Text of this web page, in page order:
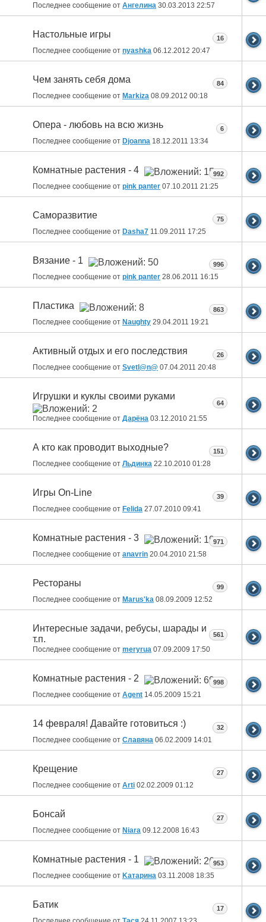
Последнее сообщение от Ангелина 30.03.2013 22:57
Настольные игры
Последнее сообщение от nyashka 06.12.2012 20:47
16
Чем занять себя дома
Последнее сообщение от Markiza 08.09.2012 00:18
84
Опера - любовь на всю жизнь
Последнее сообщение от Djoanna 18.12.2011 13:34
6
Комнатные растения - 4
Последнее сообщение от pink panter 07.10.2011 21:25
992
Саморазвитие
Последнее сообщение от Dasha7 11.09.2011 17:25
75
Вязание - 1
Последнее сообщение от pink panter 28.06.2011 16:15
996
Пластика
Последнее сообщение от Naughty 29.04.2011 19:21
863
Активный отдых и его последствия
Последнее сообщение от Svetl@n@ 07.04.2011 20:48
26
Игрушки и куклы своими руками
Последнее сообщение от Дарёна 03.12.2010 21:55
64
А кто как проводит выходные?
Последнее сообщение от Льдинка 22.10.2010 01:28
151
Игры On-Line
Последнее сообщение от Felida 27.07.2010 09:41
39
Комнатные растения - 3
Последнее сообщение от anavrin 20.04.2010 21:58
971
Рестораны
Последнее сообщение от Marus'ka 08.09.2009 12:52
99
Интересные задачи, ребусы, шарады и
т.п.
Последнее сообщение от meryrua 07.09.2009 17:50
561
Комнатные растения - 2
Последнее сообщение от Agent 14.05.2009 15:21
998
14 февраля! Давайте готовиться :)
Последнее сообщение от Славяна 06.02.2009 14:01
32
Крещение
Последнее сообщение от Arti 02.02.2009 01:12
27
Бонсай
Последнее сообщение от Niara 09.12.2008 16:43
27
Комнатные растения - 1
Последнее сообщение от Kатарина 03.11.2008 18:35
953
Батик 17